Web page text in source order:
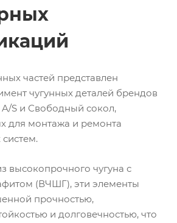
частей представлен
чугунных деталей брендов
S и Свободный сокол,
для монтажа и ремонта
высокопрочного чугуна с
(ВЧШГ), эти элементы
прочностью,
и долговечностью, что